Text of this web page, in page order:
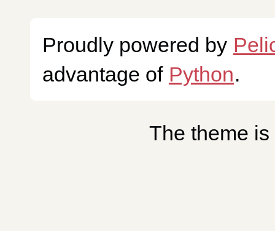
Proudly powered by
advantage of Python.
The theme